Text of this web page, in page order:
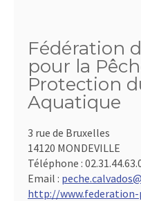
Fédération
pour la
Protection
Aquatique
3 rue de Bruxelles
14120 MONDEVILLE
Téléphone :
Email :
http://www.federation-